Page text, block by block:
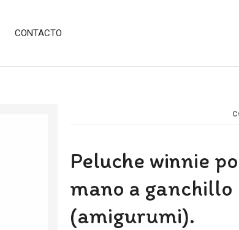
CONTACTO
Peluche winnie
mano a ganchillo
(amigurumi).